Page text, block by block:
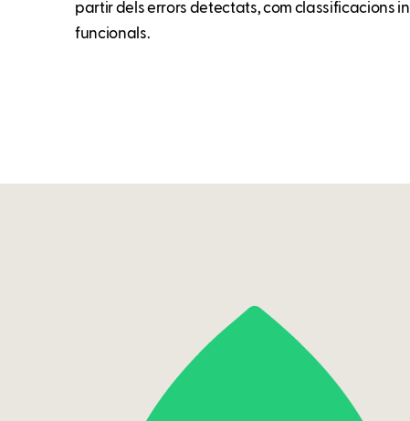
partir dels errors detectats, com classificacions
funcionals.